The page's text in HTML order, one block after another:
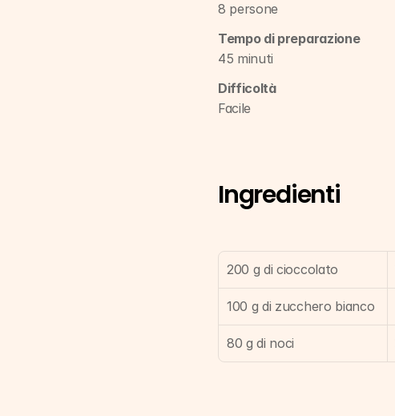
8 persone
Tempo di preparazione
45 minuti
Difficoltà
Facile
Ingredienti
200 g di cioccolato
100 g di zucchero bianco
80 g di noci